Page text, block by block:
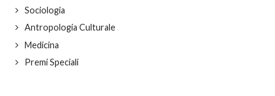
Sociologia
Antropologia Culturale
Medicina
Premi Speciali